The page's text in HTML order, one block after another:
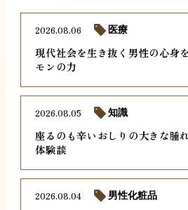
現代社会を生き抜く男性の心身
モンの力
2026.08.06 医療
座るのも辛いおしりの大きな腫
体験談
2026.08.05 知識
2026.08.04 男性化粧品